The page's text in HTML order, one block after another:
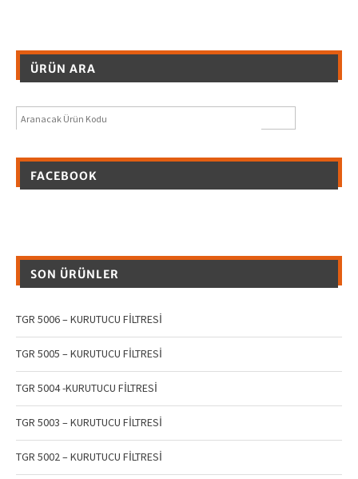
ÜRÜN ARA
FACEBOOK
SON ÜRÜNLER
TGR 5006 – KURUTUCU FİLTRESİ
TGR 5005 – KURUTUCU FİLTRESİ
TGR 5004 -KURUTUCU FİLTRESİ
TGR 5003 – KURUTUCU FİLTRESİ
TGR 5002 – KURUTUCU FİLTRESİ